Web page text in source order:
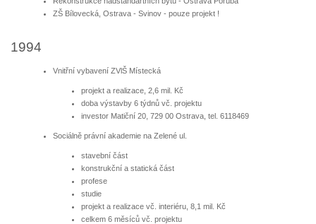
ZŠ Bílovecká, Ostrava - Svinov - pouze projekt !
1994
Vnitřní vybavení ZVlŠ Místecká
projekt a realizace, 2,6 mil. Kč
doba výstavby 6 týdnů vč. projektu
investor Matiční 20, 729 00 Ostrava, tel. 6118469
Sociálně právní akademie na Zelené ul.
stavební část
konstrukční a statická část
profese
studie
projekt a realizace vč. interiéru, 8,1 mil. Kč
celkem 6 měsíců vč. projektu